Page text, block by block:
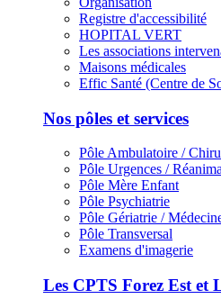
Registre d'accessibilité
HOPITAL VERT
Les associations
Maisons médicales
Effic Santé (Centre de
Nos pôles et services
Pôle Ambulatoire /
Pôle Urgences /
Pôle Mère Enfant
Pôle Psychiatrie
Pôle Gériatrie /
Pôle Transversal
Examens d'imagerie
Les CPTS Forez Est et